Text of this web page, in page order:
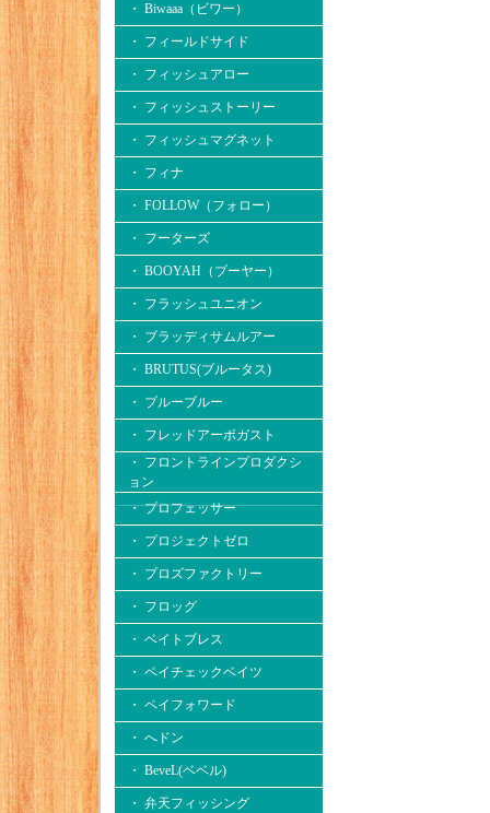
・ Biwaaa（ビワー）
・ フィールドサイド
・ フィッシュアロー
・ フィッシュストーリー
・ フィッシュマグネット
・ フィナ
・ FOLLOW（フォロー）
・ フーターズ
・ BOOYAH（ブーヤー）
・ フラッシュユニオン
・ ブラッディサムルアー
・ BRUTUS(ブルータス)
・ ブルーブルー
・ フレッドアーボガスト
・ フロントラインプロダクシ
ョン
・ プロフェッサー
・ プロジェクトゼロ
・ プロズファクトリー
・ フロッグ
・ ベイトブレス
・ ペイチェックベイツ
・ ペイフォワード
・ へドン
・ BeveL(ベベル)
・ 弁天フィッシング